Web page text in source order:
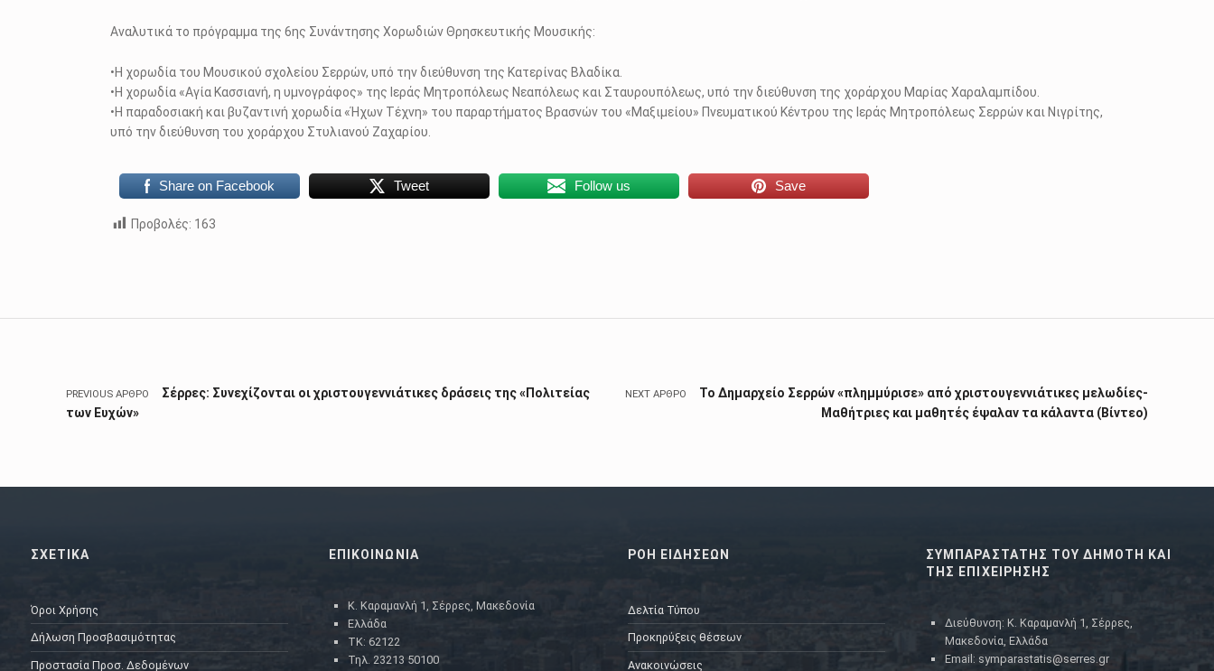
Αναλυτικά το πρόγραμμα της 6ης Συνάντησης Χορωδιών Θρησκευτικής Μουσικής:
•Η χορωδία του Μουσικού σχολείου Σερρών, υπό την διεύθυνση της Κατερίνας Βλαδίκα.
•Η χορωδία «Αγία Κασσιανή, η υμνογράφος» της Ιεράς Μητροπόλεως Νεαπόλεως και Σταυρουπόλεως, υπό την διεύθυνση της χοράρχου Μαρίας Χαραλαμπίδου.
•Η παραδοσιακή και βυζαντινή χορωδία «Ήχων Τέχνη» του παραρτήματος Βρασνών του «Μαξιμείου» Πνευματικού Κέντρου της Ιεράς Μητροπόλεως Σερρών και Νιγρίτης,
υπό την διεύθυνση του χοράρχου Στυλιανού Ζαχαρίου.
Share on Facebook Tweet Follow us Save
Προβολές: 163
Πλοήγηση άρθρων
PREVIOUS ΆΡΘΡΟ
Σέρρες: Συνεχίζονται οι χριστουγεννιάτικες δράσεις της «Πολιτείας
των Ευχών»
NEXT ΆΡΘΡΟ
Το Δημαρχείο Σερρών «πλημμύρισε» από χριστουγεννιάτικες μελωδίες-
Μαθήτριες και μαθητές έψαλαν τα κάλαντα (Βίντεο)
ΣΧΕΤΙΚΑ
Όροι Χρήσης
Δήλωση Προσβασιμότητας
Προστασία Προσ. Δεδομένων
ΕΠΙΚΟΙΝΩΝΙΑ
Κ. Καραμανλή 1, Σέρρες, Μακεδονία
Ελλάδα
ΤΚ: 62122
Τηλ. 23213 50100
ΡΟΗ ΕΙΔΗΣΕΩΝ
Δελτία Τύπου
Προκηρύξεις θέσεων
Ανακοινώσεις
ΣΥΜΠΑΡΑΣΤΑΤΗΣ ΤΟΥ ΔΗΜΟΤΗ ΚΑΙ
ΤΗΣ ΕΠΙΧΕΙΡΗΣΗΣ
Διεύθυνση: Κ. Καραμανλή 1, Σέρρες,
Μακεδονία, Ελλάδα
Email: symparastatis@serres.gr